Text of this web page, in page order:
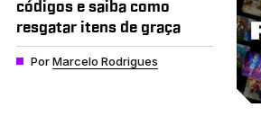
códigos e saiba como
resgatar itens de graça
PorMarcelo Rodrigues